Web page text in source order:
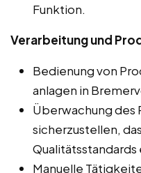
Funktion.
Verarbeitung und
Bedienung von
anlagen in
Überwachung des
sicherzustellen,
Manuelle